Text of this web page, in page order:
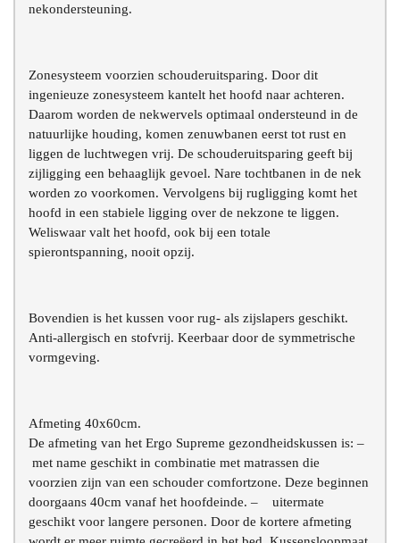
nekondersteuning.
Zonesysteem voorzien schouderuitsparing. Door dit
ingenieuze zonesysteem kantelt het hoofd naar achteren.
Daarom worden de nekwervels optimaal ondersteund in de
natuurlijke houding, komen zenuwbanen eerst tot rust en
liggen de luchtwegen vrij. De schouderuitsparing geeft bij
zijligging een behaaglijk gevoel. Nare tochtbanen in de nek
worden zo voorkomen. Vervolgens bij rugligging komt het
hoofd in een stabiele ligging over de nekzone te liggen.
Weliswaar valt het hoofd, ook bij een totale
spierontspanning, nooit opzij.
Bovendien is het kussen voor rug- als zijslapers geschikt.
Anti-allergisch en stofvrij. Keerbaar door de symmetrische
vormgeving.
Afmeting 40x60cm.
De afmeting van het Ergo Supreme gezondheidskussen is: –
met name geschikt in combinatie met matrassen die
voorzien zijn van een schouder comfortzone. Deze beginnen
doorgaans 40cm vanaf het hoofdeinde. – uitermate
geschikt voor langere personen. Door de kortere afmeting